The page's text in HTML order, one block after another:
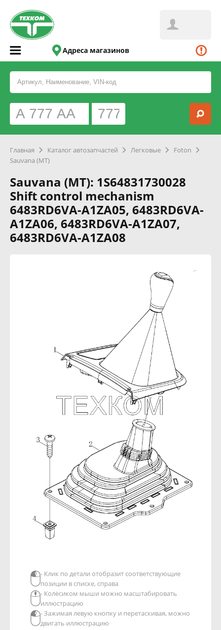
Адреса магазинов
Главная Каталог автозапчастей Легковые
Foton
Sauvana (MT)
Sauvana (MT): 1S64831730028
Shift control mechanism
6483RD6VA-A1ZA05, 6483RD6VA-
A1ZA06, 6483RD6VA-A1ZA07,
6483RD6VA-A1ZA08
- Клик по детали отобразит соответствующие
позиции в списке, справа
- Колёсиком мыши можно масштабировать
иллюстрацию
- Зажимая левую кнопку и перетаскивая, можно
двигать иллюстрацию